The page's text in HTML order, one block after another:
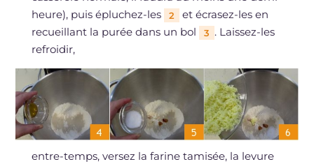
heure), puis épluchez-les
2
et écrasez-les en
recueillant la purée dans un bol
3 . Laissez-les
refroidir,
entre-temps, versez la farine tamisée, la levure